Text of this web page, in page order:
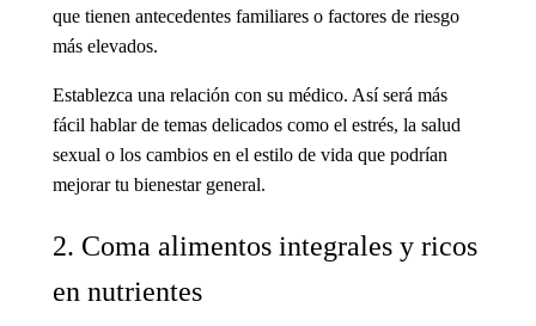
que tienen antecedentes familiares o factores de riesgo
más elevados.
Establezca una relación con su médico. Así será más
fácil hablar de temas delicados como el estrés, la salud
sexual o los cambios en el estilo de vida que podrían
mejorar tu bienestar general.
2. Coma alimentos integrales y ricos
en nutrientes